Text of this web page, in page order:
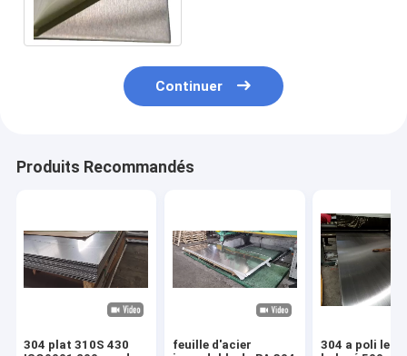
Continuer
Produits Recommandés
304 plat 310S 430
feuille d'acier
304 a poli le